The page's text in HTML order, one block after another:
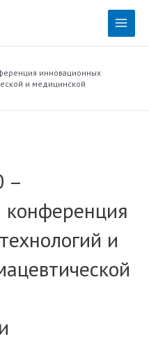
Main
инновационных
и медицинской
–
и